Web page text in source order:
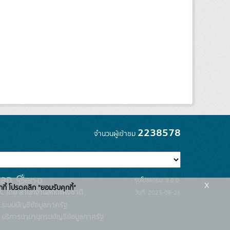
จำนวนผู้เข้าชม 2238578
โดย สำนักงานสถิติแห่งชาติ
รุ่นโปรแกรม: 3.0.0
วันที่: 2025-06-26
กี้ โปรดคลิก "ยอมรับคุกกี้" x